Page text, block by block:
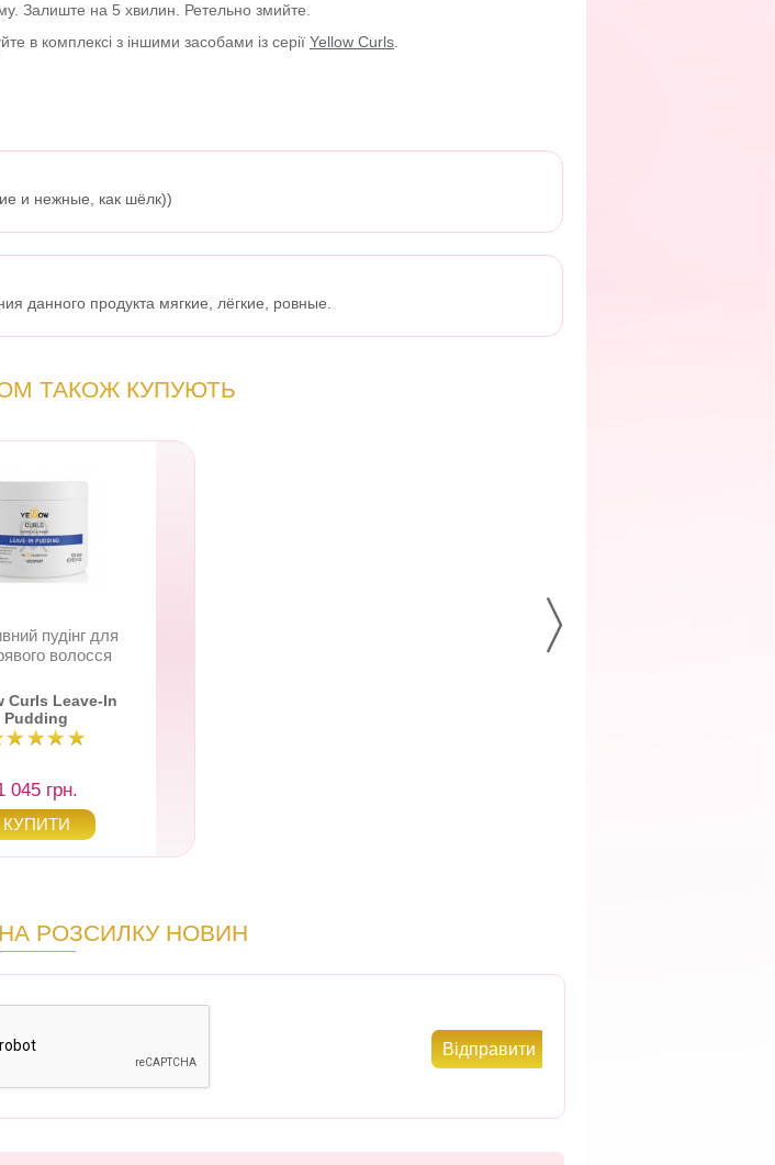
Залиште на 5 хвилин. Ретельно змийте.
в комплексі з іншими засобами із серії Yellow Curls
и нежные, как шёлк))
данного продукта мягкие, лёгкие, ровные.
ТАКОЖ КУПУЮТЬ
пудінг для
волосся
Curls Leave-In
Pudding
045 грн.
РОЗСИЛКУ НОВИН